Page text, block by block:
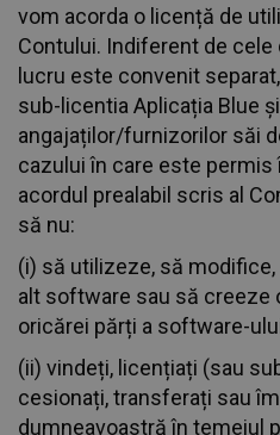
vom acorda o licență de
Contului. Indiferent de
lucru este convenit
sub-licentia Aplicația Blue
angajaților/furnizorilor săi
cazului în care este
acordul prealabil scris al
să nu:
(i) să utilizeze, să
alt software sau să creeze
oricărei părți a software-
(ii) vindeți, licențiați (sau
cesionați, transferați sau
dumneavoastră în temeiul